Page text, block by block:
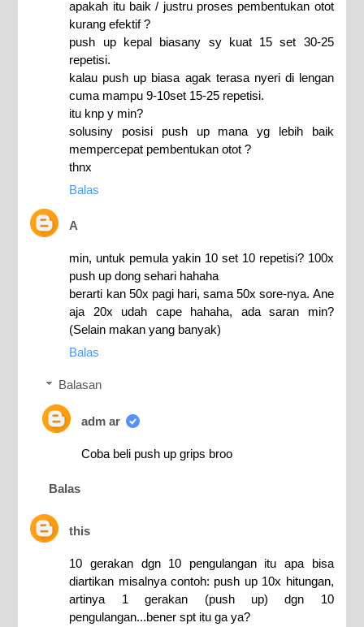
apakah itu baik / justru proses pembentukan otot
kurang efektif ?
push up kepal biasany sy kuat 15 set 30-25
repetisi.
kalau push up biasa agak terasa nyeri di lengan
cuma mampu 9-10set 15-25 repetisi.
itu knp y min?
solusiny posisi push up mana yg lebih baik
mempercepat pembentukan otot ?
thnx
Balas
A
min, untuk pemula yakin 10 set 10 repetisi? 100x
push up dong sehari hahaha
berarti kan 50x pagi hari, sama 50x sore-nya. Ane
aja 20x udah cape hahaha, ada saran min?
(Selain makan yang banyak)
Balas
Balasan
adm ar
Coba beli push up grips broo
Balas
this
10 gerakan dgn 10 pengulangan itu apa bisa
diartikan misalnya contoh: push up 10x hitungan,
artinya 1 gerakan (push up) dgn 10
pengulangan...bener spt itu ga ya?